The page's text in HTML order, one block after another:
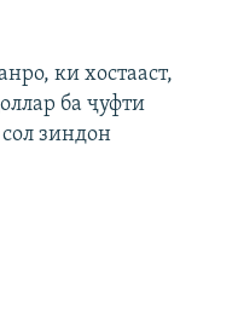
ки хостааст,
ба ҷуфти
зиндон